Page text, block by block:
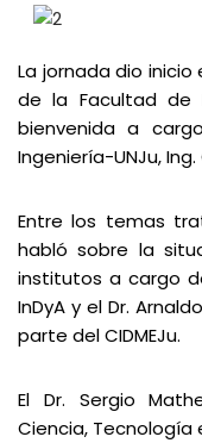
La jornada dio
de la Facultad de
bienvenida a
Ingeniería-UNJu,
Entre los temas
habló sobre la
institutos a cargo
InDyA y el Dr.
parte del CIDMEJu.
El Dr. Sergio
Ciencia, Tecnología